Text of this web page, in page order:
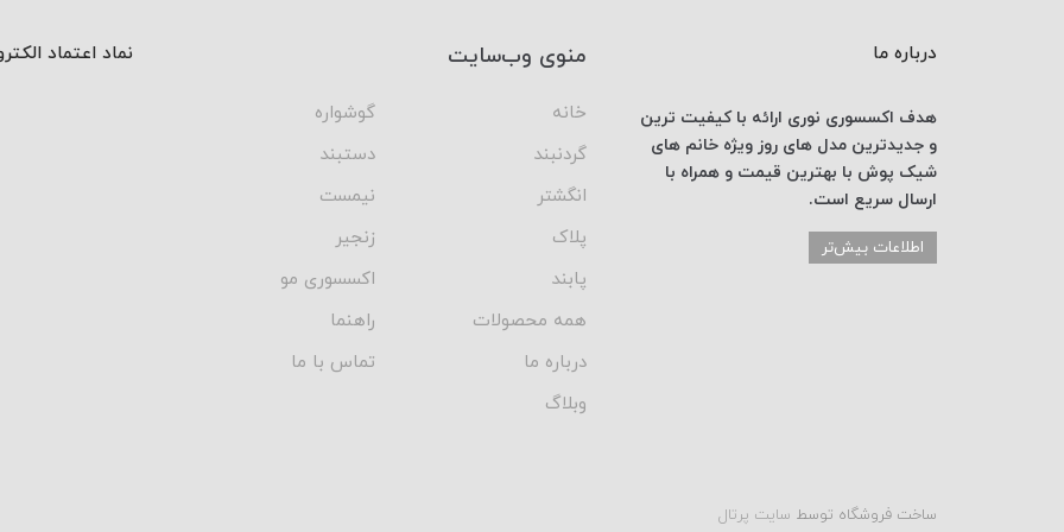
درباره ما
هدف اکسسوری نوری ارائه با کیفیت ترین
و جدیدترین مدل های روز ویژه خانم های
شیک پوش با بهترین قیمت و همراه با
ارسال سریع است.
اطلاعات بیش‌تر
منوی وب‌سایت
خانه
گوشواره
گردنبند
دستبند
انگشتر
نیمست
پلاک
زنجیر
پابند
اکسسوری مو
همه محصولات
راهنما
درباره ما
تماس با ما
وبلاگ
نماد اعتماد
ساخت فروشگاه توسط سایت پرتال